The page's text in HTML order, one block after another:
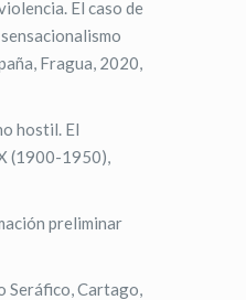
El caso de
Fragua, 2020,
hostil. El
(1900-1950),
preliminar
Seráfico, Cartago,